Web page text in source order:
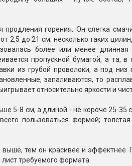
горения. Он слегка
2,5 до 21 см; несколько таких
более или менее длинная
пропускной бумагой, а та, в
из грубой проволоки, а под низ
запаливаются, то
относительно яркости и
5-8 см, а длиной - не короче 25-35
пользоваться формой;
тем он красивее и эффектнее.
требуемого формата.